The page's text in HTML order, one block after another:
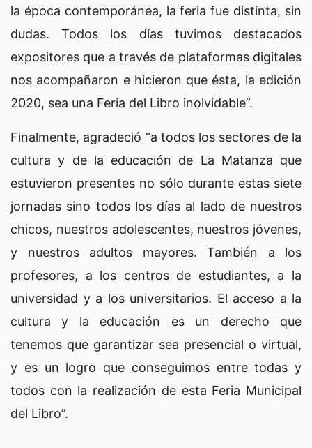
la época contemporánea, la feria fue distinta, sin
dudas. Todos los días tuvimos destacados
expositores que a través de plataformas digitales
nos acompañaron e hicieron que ésta, la edición
2020, sea una Feria del Libro inolvidable”.
Finalmente, agradeció “a todos los sectores de la
cultura y de la educación de La Matanza que
estuvieron presentes no sólo durante estas siete
jornadas sino todos los días al lado de nuestros
chicos, nuestros adolescentes, nuestros jóvenes,
y nuestros adultos mayores. También a los
profesores, a los centros de estudiantes, a la
universidad y a los universitarios. El acceso a la
cultura y la educación es un derecho que
tenemos que garantizar sea presencial o virtual,
y es un logro que conseguimos entre todas y
todos con la realización de esta Feria Municipal
del Libro”.